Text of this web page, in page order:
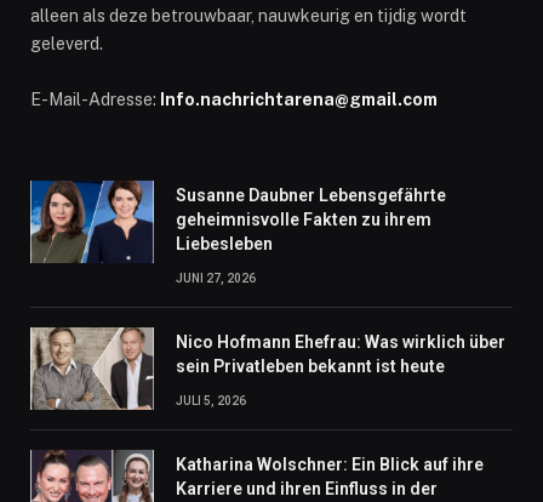
alleen als deze betrouwbaar, nauwkeurig en tijdig wordt
geleverd.
E-Mail-Adresse: Info.nachrichtarena@gmail.com
Susanne Daubner Lebensgefährte
geheimnisvolle Fakten zu ihrem
Liebesleben
JUNI 27, 2026
Nico Hofmann Ehefrau: Was wirklich über
sein Privatleben bekannt ist heute
JULI 5, 2026
Katharina Wolschner: Ein Blick auf ihre
Karriere und ihren Einfluss in der